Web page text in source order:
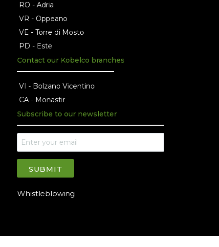
RO - Adria
VR - Oppeano
VE - Torre di Mosto
PD - Este
Contact our Kobelco branches
VI - Bolzano Vicentino
CA - Monastir
Subscribe to our newsletter
SUBMIT
Whistleblowing